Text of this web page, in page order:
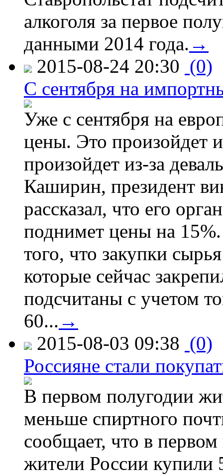
алкоголя за первое
данными 2014 года. →
2015-08-24 20:30 (0)
C сентября на
Уже с сентября на
цены. Это произойдет
произойдет из-за
Каширин, президент
рассказал, что его
поднимет цены на
того, что закупки
которые сейчас
подсчитаны с учетом
60... →
2015-08-03 09:38 (0)
Россияне стали
В первом полугодии
меньше спиртного
сообщает, что в
жители России купили